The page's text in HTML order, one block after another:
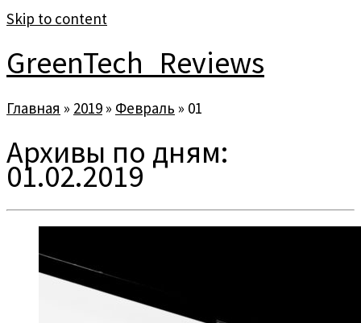
Skip to content
GreenTech_Reviews
Главная » 2019 » Февраль » 01
Архивы по дням:
01.02.2019